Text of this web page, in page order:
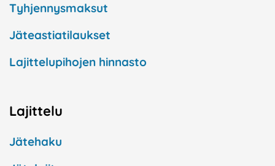
Tyhjennysmaksut
Jäteastiatilaukset
Lajittelupihojen hinnasto
Lajittelu
Jätehaku